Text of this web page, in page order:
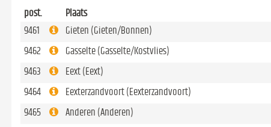
post. Plaats
9461
Gieten (Gieten/Bonnen)
9462
Gasselte (Gasselte/Kostvlies)
9463
Eext (Eext)
9464
Eexterzandvoort (Eexterzandvoort)
9465
Anderen (Anderen)